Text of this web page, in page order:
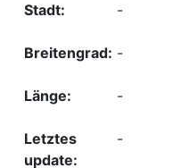
-
-
-
-